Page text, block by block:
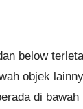
below
objek
di